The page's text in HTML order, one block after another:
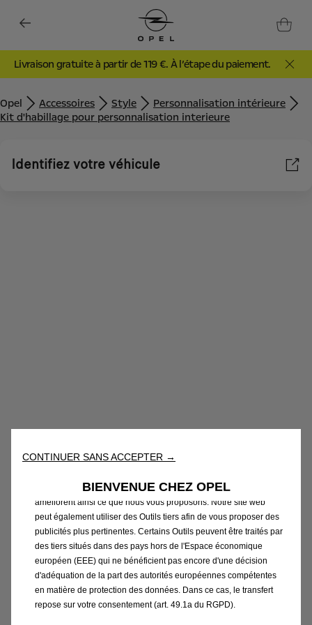
PROMO
à partir de 119 €. À l’étape du paiement.
Opel Accessoires Style
Personnalisation intérieure
Kit d'habillage pour personnalisation interieure
Identifiez votre véhicule
Code13427085
KIT D'HABILLAGE POUR
PERSONNALISATION
INTERIEURE
CONTINUER SANS ACCEPTER →
BIENVENUE CHEZ OPEL
sur notre site web. Ils nous permettent de vous fournir des
réseau et l’accessibilité. Les Outils améliorent la convivialité et
reconnaissance de la langue et les résultats de recherche, et
améliorent ainsi ce que nous vous proposons. Notre site web
peut également utiliser des Outils tiers afin de vous proposer des
publicités plus pertinentes. Certains Outils peuvent être traités par
des tiers situés dans des pays hors de l'Espace économique
européen (EEE) qui ne bénéficient pas encore d'une décision
d'adéquation de la part des autorités européennes compétentes
en matière de protection des données. Dans ce cas, le transfert
repose sur votre consentement (art. 49.1a du RGPD).